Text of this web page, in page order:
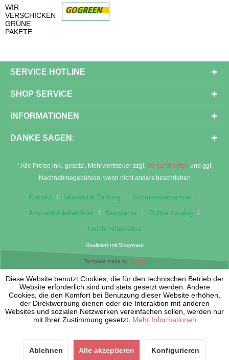
WIR
VERSCHICKEN
GRÜNE
PAKETE
SERVICE HOTLINE
SHOP SERVICE
INFORMATIONEN
DANKE SAGEN:
* Alle Preise inkl. gesetzl. Mehrwertsteuer zzgl. Versandkosten und ggf.
Nachnahmegebühren, wenn nicht anders beschrieben
Kontakt Versand & Zahlung Stromkostenrechner
Abstrahlwinkelrechner Newsletter Online Katalog
Leuchtmittelverbot
Realisiert mit Shopware
Template made by TAB10
Diese Website benutzt Cookies, die für den technischen Betrieb der
Website erforderlich sind und stets gesetzt werden. Andere
Cookies, die den Komfort bei Benutzung dieser Website erhöhen,
der Direktwerbung dienen oder die Interaktion mit anderen
Websites und sozialen Netzwerken vereinfachen sollen, werden nur
mit Ihrer Zustimmung gesetzt. Mehr Informationen
Ablehnen Alle akzeptieren Konfigurieren